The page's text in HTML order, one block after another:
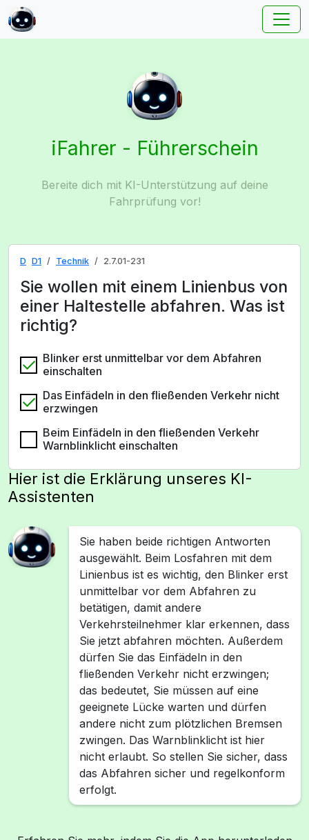
iFahrer - Führerschein
Bereite dich mit KI-Unterstützung auf deine
Fahrprüfung vor!
D D1 Technik 2.7.01-231
Sie wollen mit einem Linienbus von
einer Haltestelle abfahren. Was ist
richtig?
Blinker erst unmittelbar vor dem Abfahren
einschalten
Das Einfädeln in den fließenden Verkehr nicht
erzwingen
Beim Einfädeln in den fließenden Verkehr
Warnblinklicht einschalten
Hier ist die Erklärung unseres KI-
Assistenten
Sie haben beide richtigen Antworten
ausgewählt. Beim Losfahren mit dem
Linienbus ist es wichtig, den Blinker erst
unmittelbar vor dem Abfahren zu
betätigen, damit andere
Verkehrsteilnehmer klar erkennen, dass
Sie jetzt abfahren möchten. Außerdem
dürfen Sie das Einfädeln in den
fließenden Verkehr nicht erzwingen;
das bedeutet, Sie müssen auf eine
geeignete Lücke warten und dürfen
andere nicht zum plötzlichen Bremsen
zwingen. Das Warnblinklicht ist hier
nicht erlaubt. So stellen Sie sicher, dass
das Abfahren sicher und regelkonform
erfolgt.